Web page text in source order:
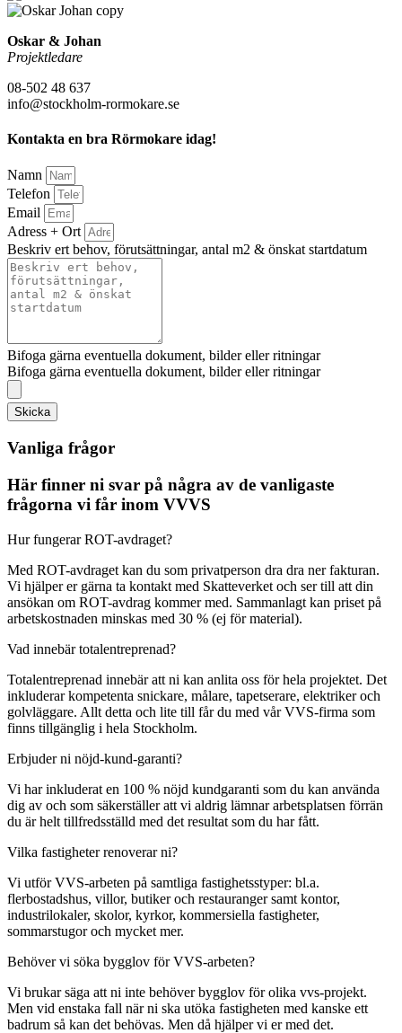
Oskar & Johan
Projektledare
08-502 48 637
info@stockholm-rormokare.se
Kontakta en bra Rörmokare idag!
Namn
Telefon
Email
Adress + Ort
Beskriv ert behov, förutsättningar, antal m2 & önskat startdatum
Bifoga gärna eventuella dokument, bilder eller ritningar
Bifoga gärna eventuella dokument, bilder eller ritningar
Skicka
Vanliga frågor
Här finner ni svar på några av de vanligaste
frågorna vi får inom VVVS
Hur fungerar ROT-avdraget?
Med ROT-avdraget kan du som privatperson dra dra ner fakturan.
Vi hjälper er gärna ta kontakt med Skatteverket och ser till att din
ansökan om ROT-avdrag kommer med. Sammanlagt kan priset på
arbetskostnaden minskas med 30 % (ej för material).
Vad innebär totalentreprenad?
Totalentreprenad innebär att ni kan anlita oss för hela projektet. Det
inkluderar kompetenta snickare, målare, tapetserare, elektriker och
golvläggare. Allt detta och lite till får du med vår VVS-firma som
finns tillgänglig i hela Stockholm.
Erbjuder ni nöjd-kund-garanti?
Vi har inkluderat en 100 % nöjd kundgaranti som du kan använda
dig av och som säkerställer att vi aldrig lämnar arbetsplatsen förrän
du är helt tillfredsställd med det resultat som du har fått.
Vilka fastigheter renoverar ni?
Vi utför VVS-arbeten på samtliga fastighetsstyper: bl.a.
flerbostadshus, villor, butiker och restauranger samt kontor,
industrilokaler, skolor, kyrkor, kommersiella fastigheter,
sommarstugor och mycket mer.
Behöver vi söka bygglov för VVS-arbeten?
Vi brukar säga att ni inte behöver bygglov för olika vvs-projekt.
Men vid enstaka fall när ni ska utöka fastigheten med kanske ett
badrum så kan det behövas. Men då hjälper vi er med det.